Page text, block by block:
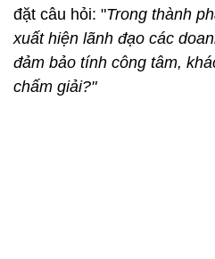
đặt câu hỏi: "Trong thành
xuất hiện lãnh đạo các
đảm bảo tính công tâm,
chấm giải?"